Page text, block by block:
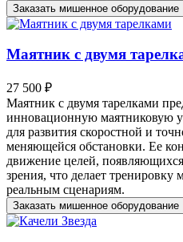
Заказать мишенное оборудование
Маятник с двумя
27 500 ₽
Маятник с двумя тарелками
инновационную маятниковую
для развития скоростной и
меняющейся обстановки. Ее
движение целей,
зрения, что делает
реальным сценариям.
Заказать мишенное оборудование